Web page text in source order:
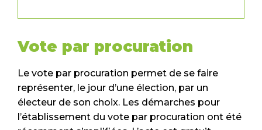
Vote par procuration
Le vote par procuration permet de se faire
représenter, le jour d’une élection, par un
électeur de son choix. Les démarches pour
l’établissement du vote par procuration ont été